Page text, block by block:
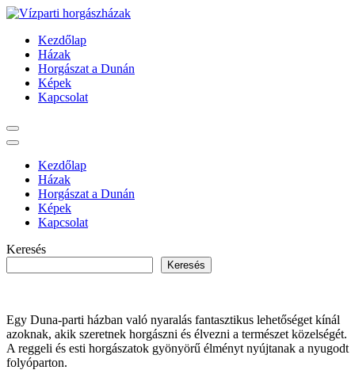
Ugrás
tartalomra
Vízparti horgászházak
Kezdőlap
Házak
Horgászat a Dunán
Képek
Kapcsolat
Kezdőlap
Házak
Horgászat a Dunán
Képek
Kapcsolat
Keresés
Keresés
Egy Duna-parti házban való nyaralás fantasztikus lehetőséget kínál
azoknak, akik szeretnek horgászni és élvezni a természet közelségét.
A reggeli és esti horgászatok gyönyörű élményt nyújtanak a nyugodt
folyóparton.